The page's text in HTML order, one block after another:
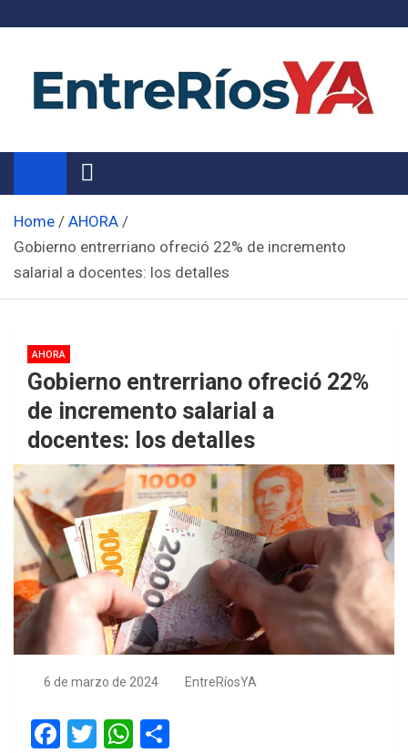
Noticias de Entre Ríos
Información de toda la provincia ahora
Home
AHORA
Gobierno entrerriano ofreció 22% de incremento
salarial a docentes: los detalles
AHORA
Gobierno entrerriano ofreció 22%
de incremento salarial a
docentes: los detalles
6 de marzo de 2024 EntreRíosYA
F
T
W